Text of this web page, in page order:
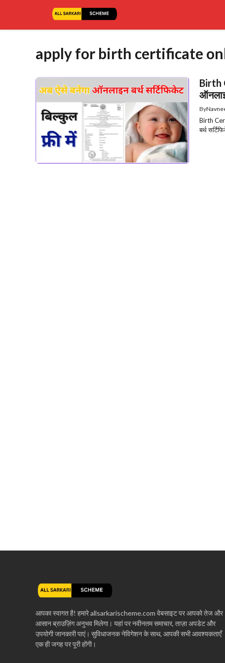
content
apply for birth certificate
Birth
By
Birth
बर्थ
आपका स्वागत है! हमारे allsarkarischeme.com वेबसाइट पर आपको तेज और
आसान ब्राउज़िंग अनुभव मिलेगा। यहां पर नवीनतम समाचार, ताज़ा अपडेट और
उपयोगी जानकारी पाएं। सुविधाजनक नेविगेशन के साथ, आपकी सभी आवश्यकताएँ
एक ही जगह पर पूरी होंगी।